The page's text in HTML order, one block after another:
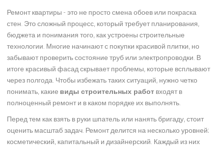
Ремонт квартиры - это не просто смена обоев или покраска
стен. Это сложный процесс, который требует планирования,
бюджета и понимания того, как устроены строительные
технологии. Многие начинают с покупки красивой плитки, но
забывают проверить состояние труб или электропроводки. В
итоге красивый фасад скрывает проблемы, которые всплывают
через полгода. Чтобы избежать таких ситуаций, нужно четко
понимать, какие виды строительных работ входят в
полноценный ремонт и в каком порядке их выполнять.
Перед тем как взять в руки шпатель или нанять бригаду, стоит
оценить масштаб задач. Ремонт делится на несколько уровней:
косметический, капитальный и дизайнерский. Каждый из них